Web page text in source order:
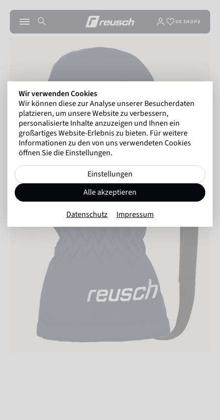
US SHOPS
Wir verwenden Cookies
Wir können diese zur Analyse unserer Besucherdaten
platzieren, um unsere Website zu verbessern,
personalisierte Inhalte anzuzeigen und Ihnen ein
großartiges Website-Erlebnis zu bieten. Für weitere
Informationen zu den von uns verwendeten Cookies
öffnen Sie die Einstellungen.
Einstellungen
Alle akzeptieren
Datenschutz Impressum